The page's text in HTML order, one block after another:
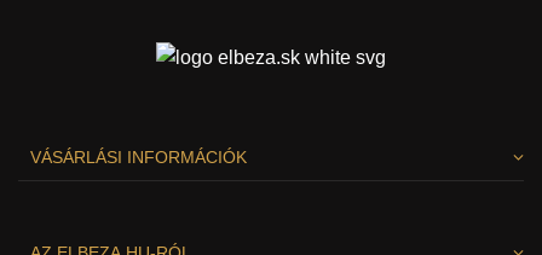
VÁSÁRLÁSI INFORMÁCIÓK